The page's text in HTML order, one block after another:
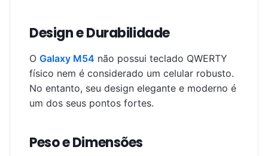
Design e Durabilidade
O Galaxy M54 não possui teclado QWERTY
físico nem é considerado um celular robusto.
No entanto, seu design elegante e moderno é
um dos seus pontos fortes.
Peso e Dimensões